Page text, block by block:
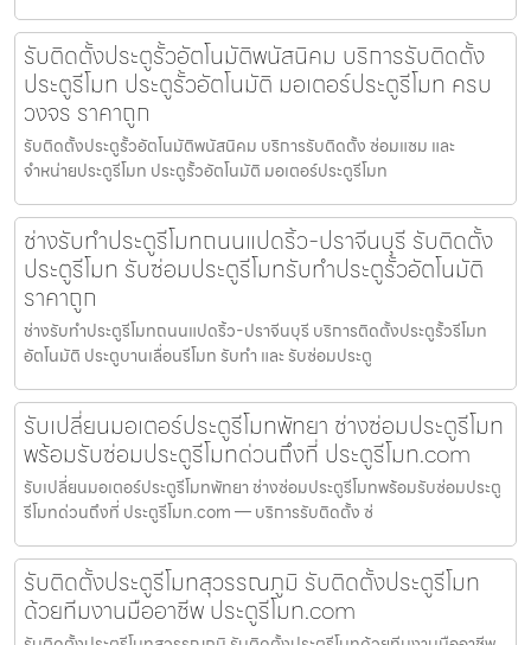
รับติดตั้งประตูรั้วอัตโนมัติพนัสนิคม บริการรับติดตั้ง
ประตูรีโมท ประตูรั้วอัตโนมัติ มอเตอร์ประตูรีโมท ครบ
วงจร ราคาถูก
รับติดตั้งประตูรั้วอัตโนมัติพนัสนิคม บริการรับติดตั้ง ซ่อมแซม และ
จำหน่ายประตูรีโมท ประตูรั้วอัตโนมัติ มอเตอร์ประตูรีโมท
ช่างรับทำประตูรีโมทถนนแปดริ้ว-ปราจีนบุรี รับติดตั้ง
ประตูรีโมท รับซ่อมประตูรีโมทรับทำประตูรั้วอัตโนมัติ
ราคาถูก
ช่างรับทำประตูรีโมทถนนแปดริ้ว-ปราจีนบุรี บริการติดตั้งประตูรั้วรีโมท
อัตโนมัติ ประตูบานเลื่อนรีโมท รับทำ และ รับซ่อมประตู
รับเปลี่ยนมอเตอร์ประตูรีโมทพัทยา ช่างซ่อมประตูรีโมท
พร้อมรับซ่อมประตูรีโมทด่วนถึงที่ ประตูรีโมท.com
รับเปลี่ยนมอเตอร์ประตูรีโมทพัทยา ช่างซ่อมประตูรีโมทพร้อมรับซ่อมประตู
รีโมทด่วนถึงที่ ประตูรีโมท.com — บริการรับติดตั้ง ซ่
รับติดตั้งประตูรีโมทสุวรรณภูมิ รับติดตั้งประตูรีโมท
ด้วยทีมงานมืออาชีพ ประตูรีโมท.com